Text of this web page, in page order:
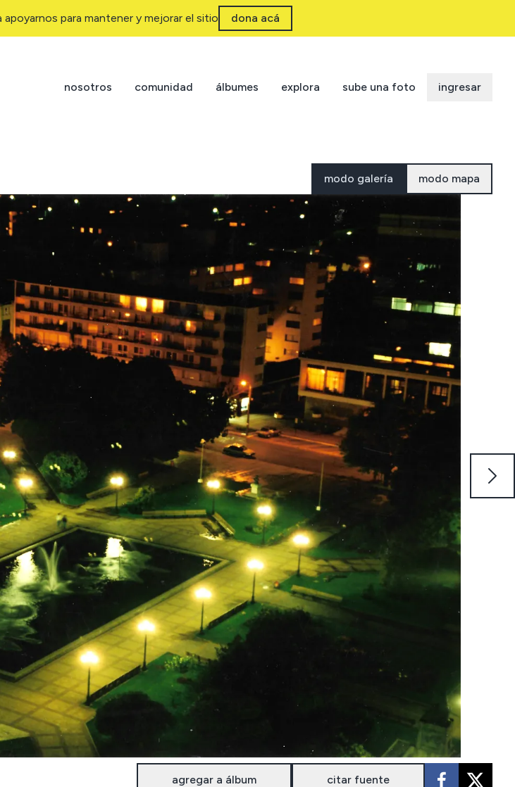
para mantener y mejorar el sitio dona acá
nosotros comunidad álbumes explora sube una foto ingresar
modo galería modo mapa
agregar a álbum citar fuente